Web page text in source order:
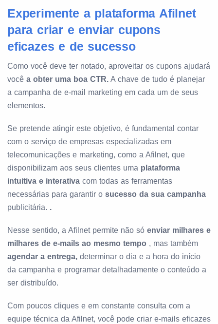
Experimente a plataforma Afilnet
para criar e enviar cupons
eficazes e de sucesso
Como você deve ter notado, aproveitar os cupons ajudará
você a obter uma boa CTR. A chave de tudo é planejar
a campanha de e-mail marketing em cada um de seus
elementos.
Se pretende atingir este objetivo, é fundamental contar
com o serviço de empresas especializadas em
telecomunicações e marketing, como a Afilnet, que
disponibilizam aos seus clientes uma plataforma
intuitiva e interativa com todas as ferramentas
necessárias para garantir o sucesso da sua campanha
publicitária. .
Nesse sentido, a Afilnet permite não só enviar milhares e
milhares de e-mails ao mesmo tempo , mas também
agendar a entrega, determinar o dia e a hora do início
da campanha e programar detalhadamente o conteúdo a
ser distribuído.
Com poucos cliques e em constante consulta com a
equipe técnica da Afilnet, você pode criar e-mails eficazes